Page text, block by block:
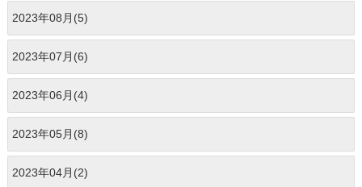
2023年08月(5)
2023年07月(6)
2023年06月(4)
2023年05月(8)
2023年04月(2)